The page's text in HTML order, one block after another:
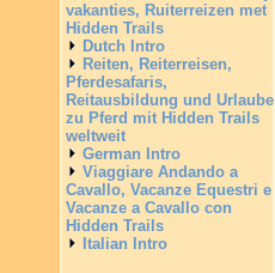
vakanties, Ruiterreizen met
Hidden Trails
Dutch Intro
Reiten, Reiterreisen,
Pferdesafaris,
Reitausbildung und Urlaube
zu Pferd mit Hidden Trails
weltweit
German Intro
Viaggiare Andando a
Cavallo, Vacanze Equestri e
Vacanze a Cavallo con
Hidden Trails
Italian Intro